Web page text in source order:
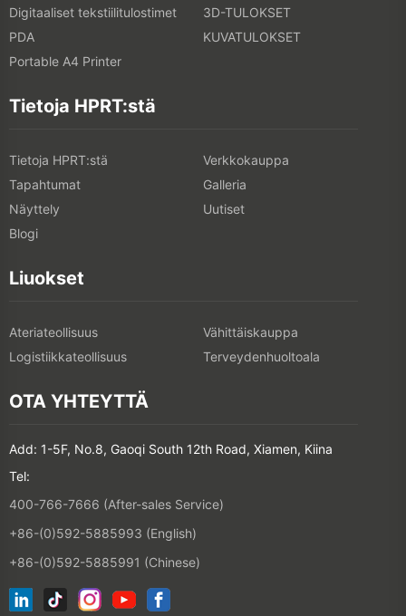
Digitaaliset tekstiilitulostimet
3D-TULOKSET
PDA
KUVATULOKSET
Portable A4 Printer
Tietoja HPRT:stä
Tietoja HPRT:stä
Verkkokauppa
Tapahtumat
Galleria
Näyttely
Uutiset
Blogi
Liuokset
Ateriateollisuus
Vähittäiskauppa
Logistiikkateollisuus
Terveydenhuoltoala
OTA YHTEYTTÄ
Add: 1-5F, No.8, Gaoqi South 12th Road, Xiamen, Kiina
Tel:
400-766-7666 (After-sales Service)
+86-(0)592-5885993 (English)
+86-(0)592-5885991 (Chinese)